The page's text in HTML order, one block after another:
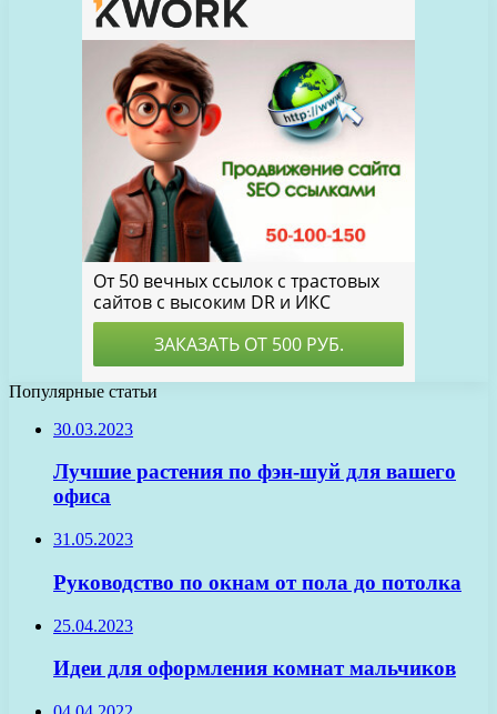
Популярные статьи
30.03.2023
Лучшие растения по фэн-шуй для вашего
офиса
31.05.2023
Руководство по окнам от пола до потолка
25.04.2023
Идеи для оформления комнат мальчиков